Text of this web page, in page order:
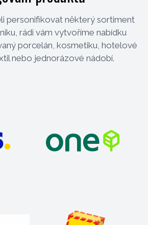
personifikovat některý sortiment
rádi vám vytvoříme nabídku
porcelán, kosmetiku, hotelové
nebo jednorázové nádobí.